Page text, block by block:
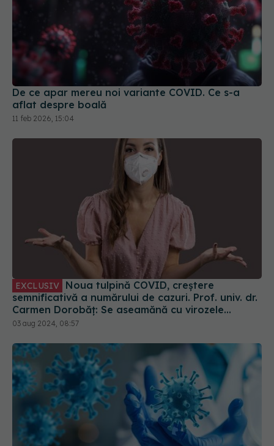
De ce apar mereu noi variante COVID. Ce s-a
aflat despre boală
11 feb 2026, 15:04
EXCLUSIV
semnificativă a numărului de cazuri. Prof. univ. dr.
Carmen Dorobăț: Se aseamănă cu virozele
respiratorii. Nu necesită tratament simptomatic
03 aug 2024, 08:57